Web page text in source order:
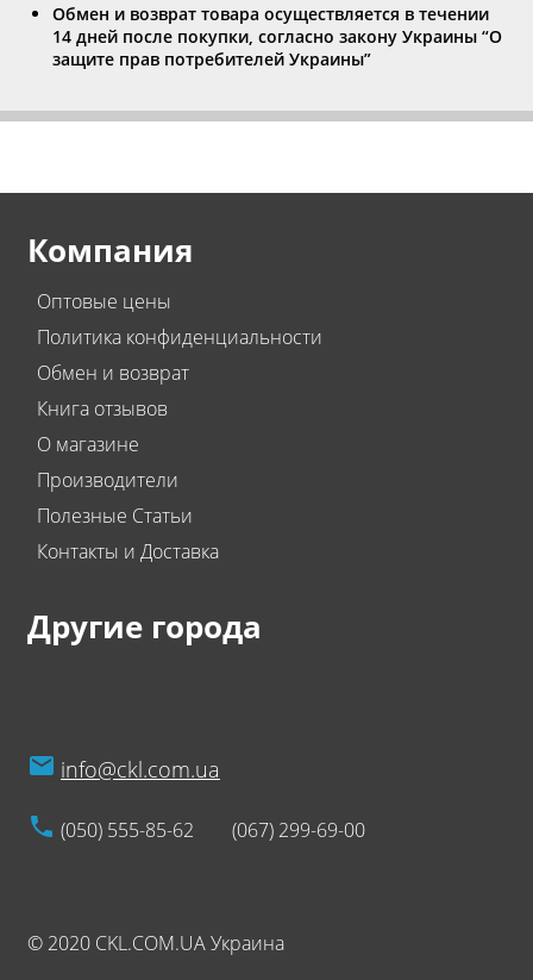
Обмен и возврат товара осуществляется в течении
14 дней после покупки, согласно закону Украины “О
защите прав потребителей Украины”
Компания
Оптовые цены
Политика конфиденциальности
Обмен и возврат
Книга отзывов
О магазине
Производители
Полезные Статьи
Контакты и Доставка
Другие города
info@ckl.com.ua
(050) 555-85-62 (067) 299-69-00
© 2020 CKL.COM.UA Украина